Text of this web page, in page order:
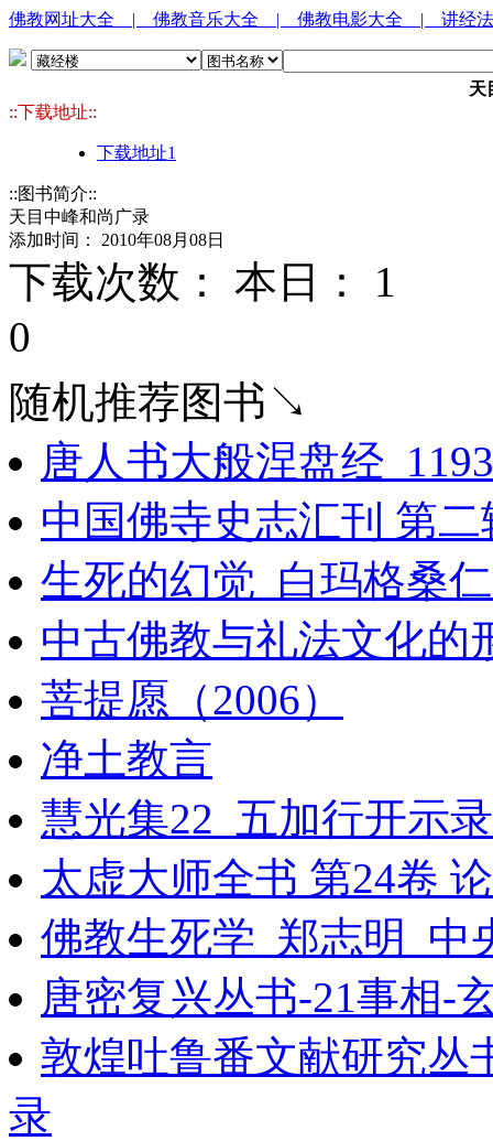
佛教网址大全 | 佛教音乐大全 | 佛教电影大全 | 讲经
天
::下载地址::
下载地址1
::图书简介::
天目中峰和尚广录
添加时间： 2010年08月08日
下载次数： 本日： 1
0
随机推荐图书↘
唐人书大般涅盘经
中国佛寺史志汇刊 第
生死的幻觉_白玛格桑
中古佛教与礼法文化的
菩提愿（2006）
净土教言
慧光集22_五加行开示录
太虚大师全书 第24卷
佛教生死学_郑志明_中
唐密复兴丛书-21事相-
敦煌吐鲁番文献研究丛
录